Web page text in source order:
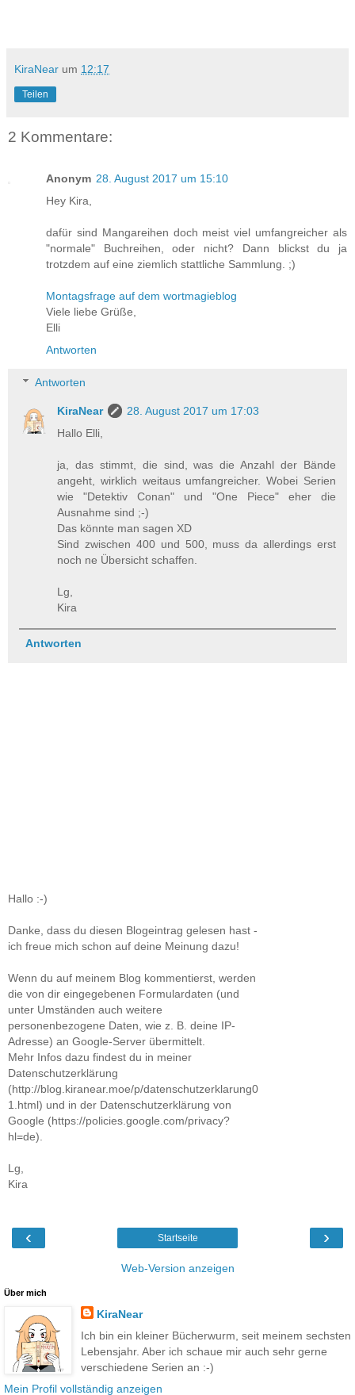
KiraNear um 12:17
Teilen
2 Kommentare:
Anonym 28. August 2017 um 15:10
Hey Kira,
dafür sind Mangareihen doch meist viel umfangreicher als
"normale" Buchreihen, oder nicht? Dann blickst du ja
trotzdem auf eine ziemlich stattliche Sammlung. ;)
Montagsfrage auf dem wortmagieblog
Viele liebe Grüße,
Elli
Antworten
Antworten
KiraNear
28. August 2017 um 17:03
Hallo Elli,
ja, das stimmt, die sind, was die Anzahl der Bände
angeht, wirklich weitaus umfangreicher. Wobei Serien
wie "Detektiv Conan" und "One Piece" eher die
Ausnahme sind ;-)
Das könnte man sagen XD
Sind zwischen 400 und 500, muss da allerdings erst
noch ne Übersicht schaffen.
Lg,
Kira
Antworten
Hallo :-)
Danke, dass du diesen Blogeintrag gelesen hast -
ich freue mich schon auf deine Meinung dazu!
Wenn du auf meinem Blog kommentierst, werden
die von dir eingegebenen Formulardaten (und
unter Umständen auch weitere
personenbezogene Daten, wie z. B. deine IP-
Adresse) an Google-Server übermittelt.
Mehr Infos dazu findest du in meiner
Datenschutzerklärung
(http://blog.kiranear.moe/p/datenschutzerklarung0
1.html) und in der Datenschutzerklärung von
Google (https://policies.google.com/privacy?
hl=de).
Lg,
Kira
‹ ›
Startseite
Web-Version anzeigen
Über mich
KiraNear
Ich bin ein kleiner Bücherwurm, seit meinem sechsten
Lebensjahr. Aber ich schaue mir auch sehr gerne
verschiedene Serien an :-)
Mein Profil vollständig anzeigen